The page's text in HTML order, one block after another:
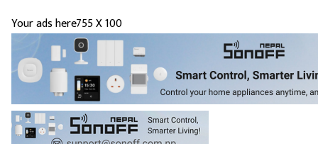
Your ads here755 X 100